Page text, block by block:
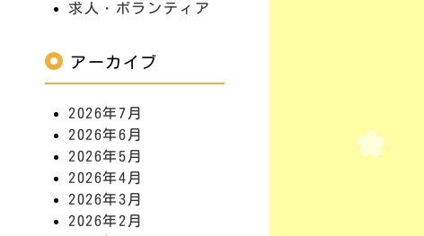
求人・ボランティア
アーカイブ
2026年7月
2026年6月
2026年5月
2026年4月
2026年3月
2026年2月